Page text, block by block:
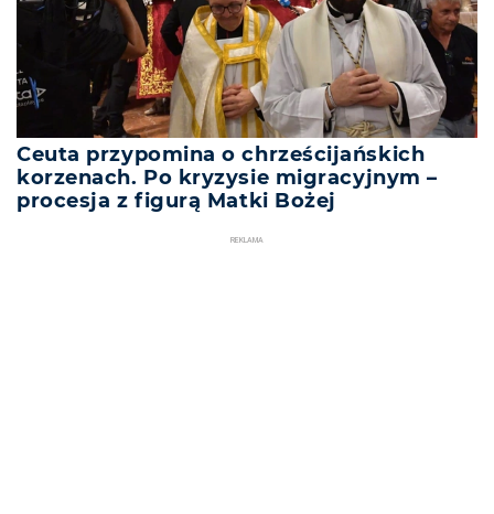
Ceuta przypomina o chrześcijańskich
korzenach. Po kryzysie migracyjnym –
procesja z figurą Matki Bożej
REKLAMA